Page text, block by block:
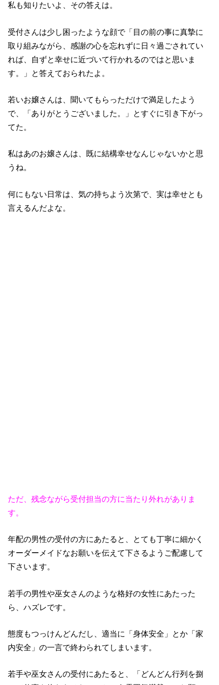
私も知りたいよ、その答えは。
受付さんは少し困ったような顔で「目の前の事に真摯に
取り組みながら、感謝の心を忘れずに日々過ごされてい
れば、自ずと幸せに近づいて行かれるのではと思いま
す。」と答えておられたよ。
若いお嬢さんは、聞いてもらっただけで満足したよう
で、「ありがとうございました。」とすぐに引き下がっ
てた。
私はあのお嬢さんは、既に結構幸せなんじゃないかと思
うね。
何にもない日常は、気の持ちよう次第で、実は幸せとも
言えるんだよな。
ただ、残念ながら受付担当の方に当たり外れがありま
す。
年配の男性の受付の方にあたると、とても丁寧に細かく
オーダーメイドなお願いを伝えて下さるようご配慮して
下さいます。
若手の男性や巫女さんのような格好の女性にあたった
ら、ハズレです。
態度もつっけんどんだし、適当に「身体安全」とか「家
内安全」の一言で終わられてしまいます。
若手や巫女さんの受付にあたると、「どんどん行列を捌